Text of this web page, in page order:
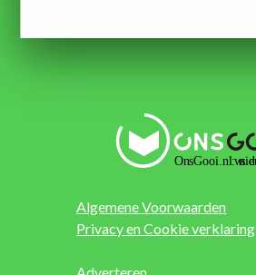
Algemene Voorwaarden
Privacy en Cookie verklaring
Adverteren